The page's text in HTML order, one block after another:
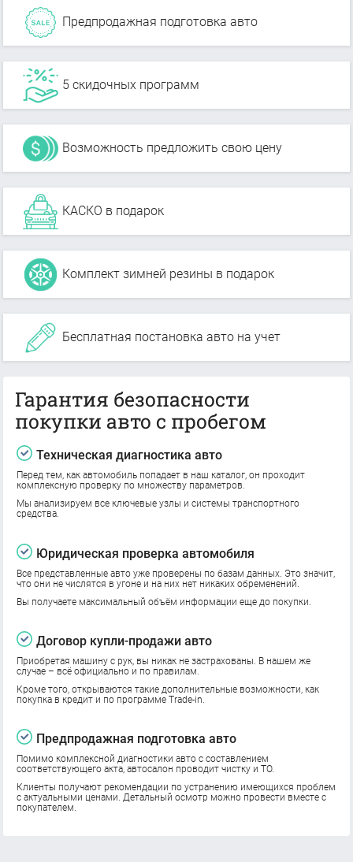
Предпродажная подготовка авто
5 скидочных программ
Возможность предложить свою цену
КАСКО в подарок
Комплект зимней резины в подарок
Бесплатная постановка авто на учет
Гарантия безопасности
покупки авто с пробегом
Техническая диагностика авто
Перед тем, как автомобиль попадает в наш каталог, он проходит
комплексную проверку по множеству параметров.
Мы анализируем все ключевые узлы и системы транспортного
средства.
Юридическая проверка автомобиля
Все представленные авто уже проверены по базам данных. Это значит,
что они не числятся в угоне и на них нет никаких обременений.
Вы получаете максимальный объём информации еще до покупки.
Договор купли-продажи авто
Приобретая машину с рук, вы никак не застрахованы. В нашем же
случае – всё официально и по правилам.
Кроме того, открываются такие дополнительные возможности, как
покупка в кредит и по программе Trade-in.
Предпродажная подготовка авто
Помимо комплексной диагностики авто с составлением
соответствующего акта, автосалон проводит чистку и ТО.
Клиенты получают рекомендации по устранению имеющихся проблем
с актуальными ценами. Детальный осмотр можно провести вместе с
покупателем.